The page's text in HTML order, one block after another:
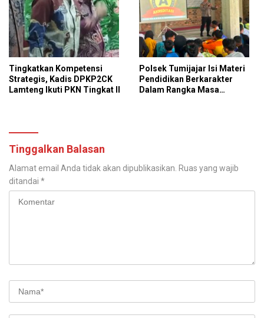
Tingkatkan Kompetensi
Strategis, Kadis DPKP2CK
Lamteng Ikuti PKN Tingkat II
Polsek Tumijajar Isi Materi
Pendidikan Berkarakter
Dalam Rangka Masa
Tinggalkan Balasan
Alamat email Anda tidak akan dipublikasikan. Ruas yang wajib
ditandai *